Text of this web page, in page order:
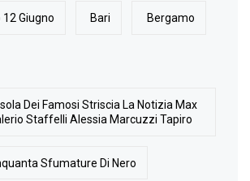
Giugno Bari Bergamo
Dei Famosi Striscia La Notizia Max
Staffelli Alessia Marcuzzi Tapiro
Sfumature Di Nero